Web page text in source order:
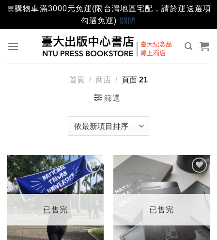
購物車滿3000元免運(限台灣地區宅配，請於運送選項
勾選免運) 關閉
首頁 / 商店 / 頁面 21
篩選
加入
「願
望輕
單」
已售完
加入
「願
望輕
已售完